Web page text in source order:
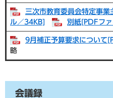
三次市教育委員会特定事
ル／34KB]
別紙[PDFフ
9月補正予算要求について
略
会議録